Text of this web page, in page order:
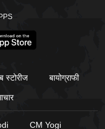
स्टोरीज बायोग्राफी
CM Yogi